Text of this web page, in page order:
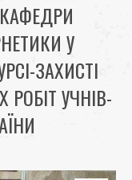
in
in
new
window
in
new
window
У
ЗАХИСТІ
УЧНІВ-